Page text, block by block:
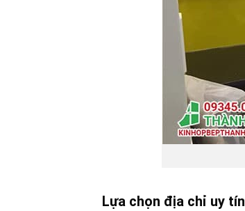
Lựa chọn địa chỉ uy tín